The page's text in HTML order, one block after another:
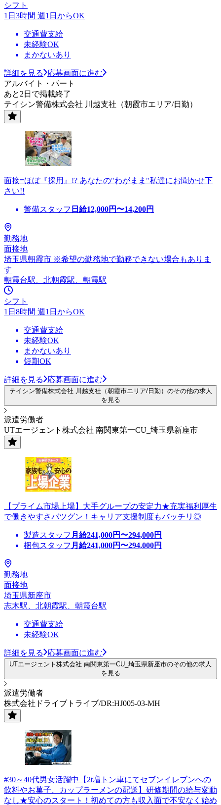
シフト
1日3時間 週1日からOK
交通費支給
未経験OK
まかないあり
詳細を見る
応募画面に進む
アルバイト・パート
あと2日で掲載終了
テイシン警備株式会社 川越支社（朝霞市エリア/日勤）
面接=ほぼ『採用』!? あなたの"わがまま"私達にお聞かせ下
さい!!
警備スタッフ 日給12,000円〜14,200円
勤務地
面接地
埼玉県朝霞市 ※希望の勤務地で勤務できない場合もありま
す
朝霞台駅、北朝霞駅、朝霞駅
シフト
1日8時間 週1日からOK
交通費支給
未経験OK
まかないあり
短期OK
詳細を見る 応募画面に進む
テイシン警備株式会社 川越支社（朝霞市エリア/日勤）のその他の求人
を見る
派遣労働者
UTエージェント株式会社 南関東第一CU_埼玉県新座市
【プライム市場上場】大手グループの安定力★充実福利厚生
で働きやすさバツグン！キャリア支援制度もバッチリ◎
製造スタッフ 月給241,000円〜294,000円
梱包スタッフ 月給241,000円〜294,000円
勤務地
面接地
埼玉県新座市
志木駅、北朝霞駅、朝霞台駅
交通費支給
未経験OK
詳細を見る 応募画面に進む
UTエージェント株式会社 南関東第一CU_埼玉県新座市のその他の求人
を見る
派遣労働者
株式会社ドライブトライブ/DR:HJ005-03-MH
#30～40代男女活躍中【2t増トン車にてセブンイレブンへの
飲料やお菓子、カップラーメンの配送】研修期間の給与変動
なし★安心のスタート！初めての方も収入面で不安なく始め